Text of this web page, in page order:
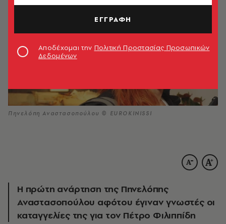
Πηνελόπη Αναστασοπούλου © EUROKINISSI
Η πρώτη ανάρτηση της Πηνελόπης
Αναστασοπούλου αφότου έγιναν γνωστές οι
καταγγελίες της για τον Πέτρο Φιλιππίδη
ΕΓΓΡΑΦΗ
Αποδέχομαι την Πολιτική Προστασίας Προσωπικών
Δεδομένων